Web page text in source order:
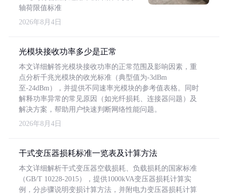
轴荷限值标准
2026年8月4日
光模块接收功率多少是正常
本文详细解答光模块接收功率的正常范围及影响因素，重
点分析千兆光模块的收光标准（典型值为-3dBm
至-24dBm），并提供不同速率光模块的参考值表格。同时
解释功率异常的常见原因（如光纤损耗、连接器问题）及
解决方案，帮助用户快速判断网络性能问题。
2026年8月4日
干式变压器损耗标准一览表及计算方法
本文详细解析干式变压器空载损耗、负载损耗的国家标准
（GB/T 10228-2015），提供1000kVA变压器损耗计算实
例，分步骤说明变损计算方法，并附电力变压器损耗计算